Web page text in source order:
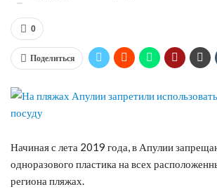
0
Поделиться
Начиная с лета 2019 года, в Апулии
одноразового пластика на всех
региона пляжах.